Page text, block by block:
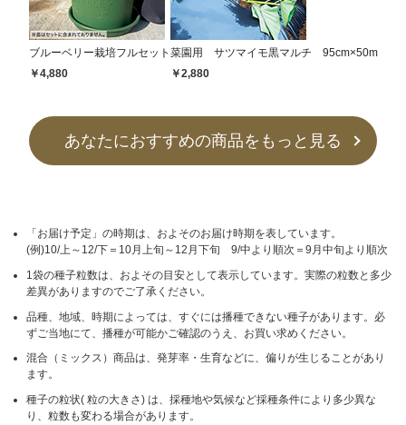
ブルーベリー栽培フルセット
￥4,880
菜園用 サツマイモ黒マルチ 95cm×50m
￥2,880
あなたにおすすめの商品をもっと見る
「お届け予定」の時期は、およそのお届け時期を表しています。
(例)10/上～12/下＝10月上旬～12月下旬 9/中より順次＝9月中旬より順次
1袋の種子粒数は、およその目安として表示しています。実際の粒数と多少
差異がありますのでご了承ください。
品種、地域、時期によっては、すぐには播種できない種子があります。必
ずご当地にて、播種が可能かご確認のうえ、お買い求めください。
混合（ミックス）商品は、発芽率・生育などに、偏りが生じることがあり
ます。
種子の粒状( 粒の大きさ) は、採種地や気候など採種条件により多少異な
り、粒数も変わる場合があります。